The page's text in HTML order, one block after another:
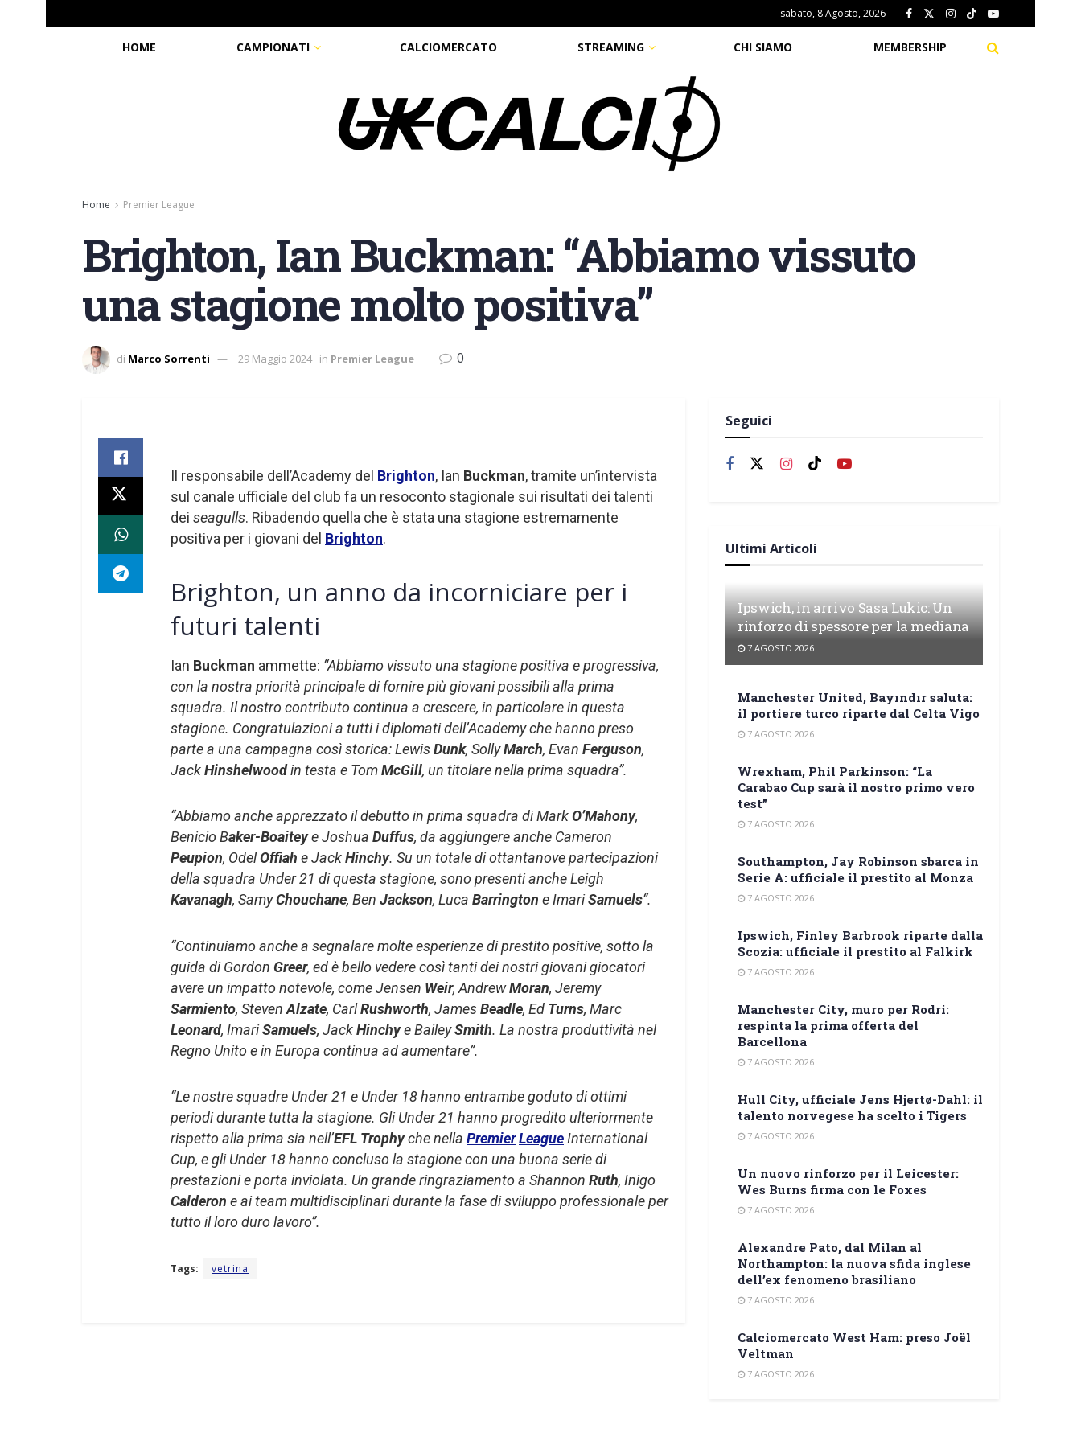
sabato, 8 Agosto, 2026
HOME CAMPIONATI CALCIOMERCATO STREAMING CHI SIAMO MEMBERSHIP
Home Premier League
Brighton, Ian Buckman: “Abbiamo vissuto
una stagione molto positiva”
di Marco Sorrenti 29 Maggio 2024 in Premier League 0
Il responsabile dell’Academy del Brighton, Ian Buckman, tramite un’intervista
sul canale ufficiale del club fa un resoconto stagionale sui risultati dei talenti
dei seagulls. Ribadendo quella che è stata una stagione estremamente
positiva per i giovani del Brighton.
Brighton, un anno da incorniciare per i
futuri talenti
Ian Buckman ammette: “Abbiamo vissuto una stagione positiva e progressiva,
con la nostra priorità principale di fornire più giovani possibili alla prima
squadra. Il nostro contributo continua a crescere, in particolare in questa
stagione. Congratulazioni a tutti i diplomati dell’Academy che hanno preso
parte a una campagna così storica: LewisDunk, SollyMarch, Evan Ferguson,
JackHinshelwoodin testa e TomMcGill, un titolare nella prima squadra”.
“Abbiamo anche apprezzato il debutto in prima squadra di MarkO’Mahony,
Benicio Baker-Boaiteye Joshua Duffus, da aggiungere anche Cameron
Peupion, OdelOffiah e JackHinchy. Su un totale di ottantanove partecipazioni
della squadra Under 21 di questa stagione, sono presenti anche Leigh
Kavanagh, SamyChouchane, Ben Jackson, Luca Barrington e ImariSamuels“.
“Continuiamo anche a segnalare molte esperienze di prestito positive, sotto la
guida di Gordon Greer, ed è bello vedere così tanti dei nostri giovani giocatori
avere un impatto notevole, come Jensen Weir, AndrewMoran, Jeremy
Sarmiento, StevenAlzate, CarlRushworth, JamesBeadle, Ed Turns, Marc
Leonard, ImariSamuels, JackHinchye BaileySmith. La nostra produttività nel
Regno Unito e in Europa continua ad aumentare”.
“Le nostre squadre Under 21 e Under 18 hanno entrambe goduto di ottimi
periodi durante tutta la stagione. Gli Under 21 hanno progredito ulteriormente
rispetto alla prima sia nell’EFL Trophyche nella PremierLeague International
Cup, e gli Under 18 hanno concluso la stagione con una buona serie di
prestazioni e porta inviolata. Un grande ringraziamento a Shannon Ruth, Inigo
Calderon e ai team multidisciplinari durante la fase di sviluppo professionale per
tutto il loro duro lavoro”.
Tags: vetrina
Seguici
Ultimi Articoli
Ipswich, in arrivo Sasa Lukic: Un
rinforzo di spessore per la mediana
7 AGOSTO 2026
Manchester United, Bayındır saluta:
il portiere turco riparte dal Celta Vigo
7 AGOSTO 2026
Wrexham, Phil Parkinson: “La
Carabao Cup sarà il nostro primo vero
test”
7 AGOSTO 2026
Southampton, Jay Robinson sbarca in
Serie A: ufficiale il prestito al Monza
7 AGOSTO 2026
Ipswich, Finley Barbrook riparte dalla
Scozia: ufficiale il prestito al Falkirk
7 AGOSTO 2026
Manchester City, muro per Rodri:
respinta la prima offerta del
Barcellona
7 AGOSTO 2026
Hull City, ufficiale Jens Hjertø-Dahl: il
talento norvegese ha scelto i Tigers
7 AGOSTO 2026
Un nuovo rinforzo per il Leicester:
Wes Burns firma con le Foxes
7 AGOSTO 2026
Alexandre Pato, dal Milan al
Northampton: la nuova sfida inglese
dell’ex fenomeno brasiliano
7 AGOSTO 2026
Calciomercato West Ham: preso Joël
Veltman
7 AGOSTO 2026